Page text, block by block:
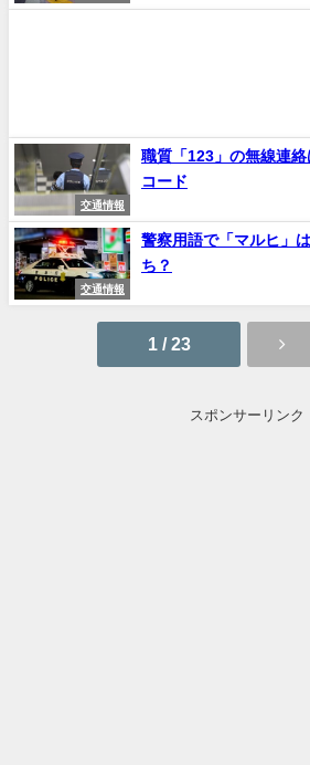
交通情報
職質「123」の無線連
コード
交通情報
警察用語で「マルヒ」
ち？
1 / 23
スポンサーリンク